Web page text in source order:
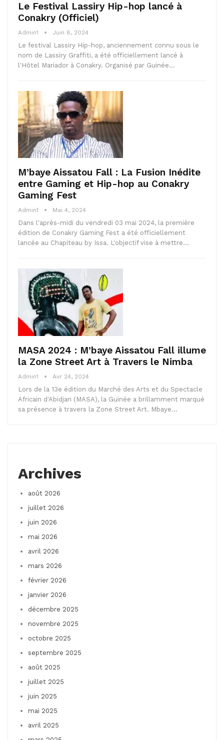
Le Festival Lassiry Hip-hop lancé à
Conakry (Officiel)
Admin1 Juin 8, 2024
Le festival Lassiry Hip-hop, anciennement connu sous le
nom de Lassiry Graffiti, a été officiellement lancé à
l'Hôtel Mariador à Conakry. Organisé par Guinée…
M’baye Aissatou Fall : La Fusion Inédite
entre Gaming et Hip-hop au Conakry
Gaming Fest
Admin1 Mai 4, 2024
Dans l'après-midi du vendredi 03 mai 2024, la première
édition de Conakry Gaming Fest a été officiellement
lancée au Chapiteau by Issa. L'objectif vise à mettre…
MASA 2024 : M’baye Aissatou Fall illume
la Zone Street Art à Travers le Nimba
Admin1 Avr 24, 2024
Lors de la 13e édition du Marché des Arts et du Spectacle
Africain d'Abidjan (MASA), la Guinée a brillamment marqué
sa présence à travers la Zone Street Art. Mbaye…
Archives
août 2026
juillet 2026
juin 2026
mai 2026
avril 2026
mars 2026
février 2026
janvier 2026
décembre 2025
novembre 2025
octobre 2025
septembre 2025
août 2025
juillet 2025
juin 2025
mai 2025
avril 2025